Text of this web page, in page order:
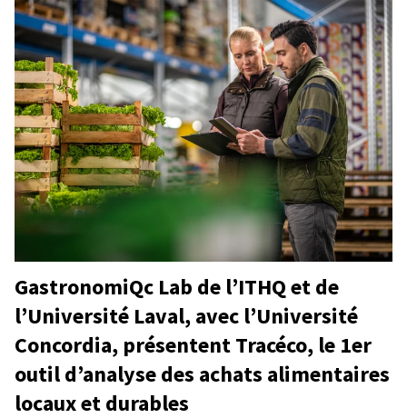
GastronomiQc Lab de l’ITHQ et de
l’Université Laval, avec l’Université
Concordia, présentent Tracéco, le 1er
outil d’analyse des achats alimentaires
locaux et durables